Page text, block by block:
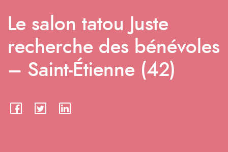
Le salon tatou Juste
recherche des bénévoles
– Saint-Étienne (42)